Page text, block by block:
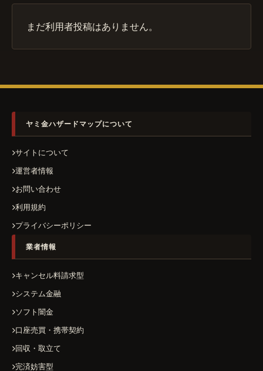
まだ利用者投稿はありません。
ヤミ金ハザードマップについて
サイトについて
運営者情報
お問い合わせ
利用規約
プライバシーポリシー
業者情報
キャンセル料請求型
システム金融
ソフト闇金
口座売買・携帯契約
回収・取立て
完済妨害型